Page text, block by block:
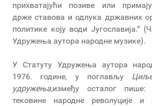
прихватајући позиве или
држе ставова и одлука државних
политике коју води Југославија.“
Удружења аутора народне музике).
У Статуту Удружења аутора
1976. године, у поглављу
удружења,између осталог пише:
тековине народне револуције и